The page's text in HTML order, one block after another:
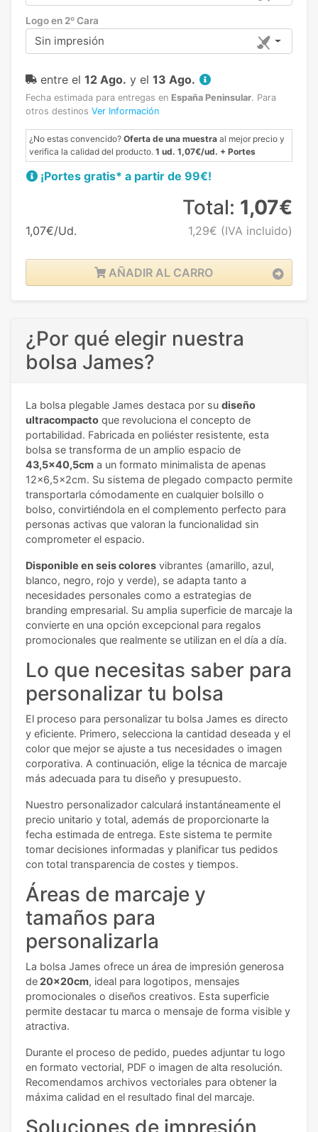
Logo en 2º Cara
Sin impresión
entre el 12 Ago. y el 13 Ago.
Fecha estimada para entregas en España Peninsular. Para
otros destinos Ver Información
¿No estas convencido? Oferta de una muestra al mejor precio y
verifica la calidad del producto. 1 ud. 1,07€/ud. + Portes
¡Portes gratis* a partir de 99€!
1,07€/Ud.
Total: 1,07€
1,29€ (IVA incluido)
AÑADIR AL CARRO
¿Por qué elegir nuestra
bolsa James?
La bolsa plegable James destaca por su diseño
ultracompacto que revoluciona el concepto de
portabilidad. Fabricada en poliéster resistente, esta
bolsa se transforma de un amplio espacio de
43,5x40,5cm a un formato minimalista de apenas
12x6,5x2cm. Su sistema de plegado compacto permite
transportarla cómodamente en cualquier bolsillo o
bolso, convirtiéndola en el complemento perfecto para
personas activas que valoran la funcionalidad sin
comprometer el espacio.
Disponible en seis colores vibrantes (amarillo, azul,
blanco, negro, rojo y verde), se adapta tanto a
necesidades personales como a estrategias de
branding empresarial. Su amplia superficie de marcaje la
convierte en una opción excepcional para regalos
promocionales que realmente se utilizan en el día a día.
Lo que necesitas saber para
personalizar tu bolsa
El proceso para personalizar tu bolsa James es directo
y eficiente. Primero, selecciona la cantidad deseada y el
color que mejor se ajuste a tus necesidades o imagen
corporativa. A continuación, elige la técnica de marcaje
más adecuada para tu diseño y presupuesto.
Nuestro personalizador calculará instantáneamente el
precio unitario y total, además de proporcionarte la
fecha estimada de entrega. Este sistema te permite
tomar decisiones informadas y planificar tus pedidos
con total transparencia de costes y tiempos.
Áreas de marcaje y
tamaños para
personalizarla
La bolsa James ofrece un área de impresión generosa
de20x20cm, ideal para logotipos, mensajes
promocionales o diseños creativos. Esta superficie
permite destacar tu marca o mensaje de forma visible y
atractiva.
Durante el proceso de pedido, puedes adjuntar tu logo
en formato vectorial, PDF o imagen de alta resolución.
Recomendamos archivos vectoriales para obtener la
máxima calidad en el resultado final del marcaje.
Soluciones de impresión